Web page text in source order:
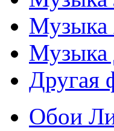
Музыка
Музыка
Другая
Обои